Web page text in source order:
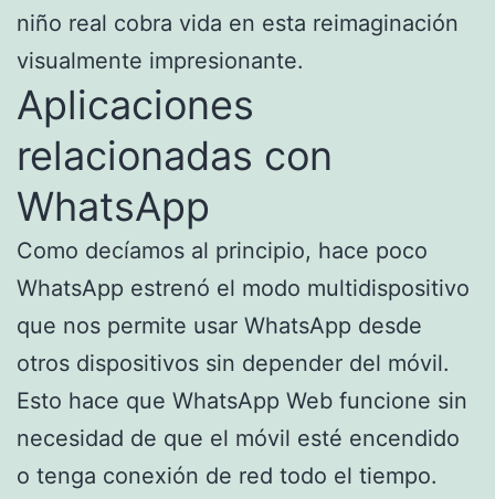
niño real cobra vida en esta reimaginación
visualmente impresionante.
Aplicaciones
relacionadas con
WhatsApp
Como decíamos al principio, hace poco
WhatsApp estrenó el modo multidispositivo
que nos permite usar WhatsApp desde
otros dispositivos sin depender del móvil.
Esto hace que WhatsApp Web funcione sin
necesidad de que el móvil esté encendido
o tenga conexión de red todo el tiempo.